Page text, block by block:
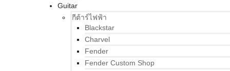
Guitar
กีต้าร์ไฟฟ้า
Blackstar
Charvel
Fender
Fender Custom Shop